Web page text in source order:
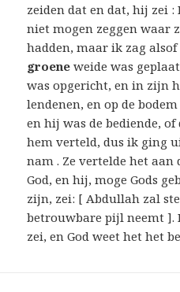
zeiden dat en dat, hij zei :
niet mogen zeggen waar
hadden, maar ik zag
groene weide was
was opgericht, en in zijn
lendenen, en op de
en hij was de bediende,
hem verteld, dus ik ging
nam . Ze vertelde het aan
God, en hij, moge Gods
zijn, zei: [ Abdullah zal
betrouwbare pijl neemt
zei, en God weet het het